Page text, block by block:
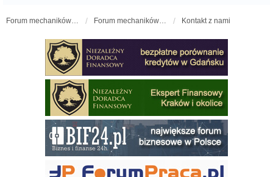
Forum mechaników samochodowych - forum-mechaniczne.pl Forum mechaników samochodowych Kontakt z nami